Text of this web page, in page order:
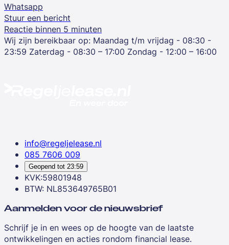
Whatsapp
Stuur een bericht
Reactie binnen 5 minuten
Wij zijn bereikbaar op: Maandag t/m vrijdag - 08:30 -
23:59 Zaterdag - 08:30 – 17:00 Zondag - 12:00 – 16:00
info@regeljelease.nl
085 7606 009
Geopend tot 23:59
KVK:59801948
BTW: NL853649765B01
Aanmelden voor de nieuwsbrief
Schrijf je in en wees op de hoogte van de laatste
ontwikkelingen en acties rondom financial lease.